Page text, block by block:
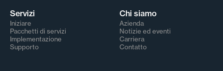
Servizi
Iniziare
Pacchetti di servizi
Implementazione
Supporto
Chi siamo
Azienda
Notizie ed eventi
Carriera
Contatto